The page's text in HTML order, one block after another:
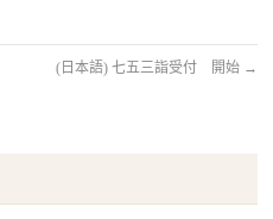
(日本語) 七五三詣受付 開始 →